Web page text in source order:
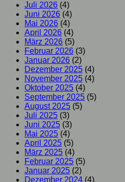
Juli 2026 (4)
Juni 2026 (4)
Mai 2026 (4)
April 2026 (4)
März 2026 (5)
Februar 2026 (3)
Januar 2026 (2)
Dezember 2025 (4)
November 2025 (4)
Oktober 2025 (4)
September 2025 (5)
August 2025 (5)
Juli 2025 (3)
Juni 2025 (3)
Mai 2025 (4)
April 2025 (5)
März 2025 (4)
Februar 2025 (5)
Januar 2025 (2)
Dezember 2024 (4)